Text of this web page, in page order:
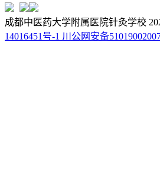
成都中医药大学附属医院针灸学校
14016451号-1 川公网安备